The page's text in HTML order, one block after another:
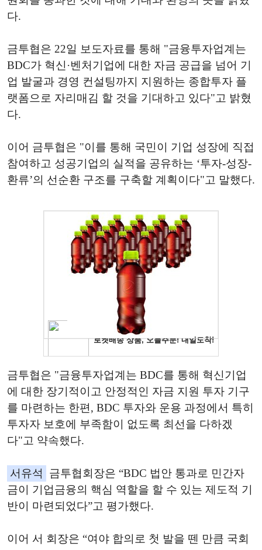
다.
금투협은 22일 보도자료를 통해 "금융투자업계는
BDC가 혁신·벤처기업에 대한 자금 공급을 넘어 기
업 발굴과 경영 컨설팅까지 지원하는 종합투자 플
랫폼으로 자리매김 할 것을 기대하고 있다"고 밝혔
다.
이어 금투협은 "이를 통해 국민이 기업 성장에 직접
참여하고 성공기업의 실적을 공유하는 ‘투자-성장-
환류’의 선순환 구조를 구축할 계획이다"고 말했다.
금투협은 "금융투자업계는 BDC를 통해 혁신기업
에 대한 장기적이고 안정적인 자금 지원 투자 기구
를 마련하는 한편, BDC 투자와 운용 과정에서 특히
투자자 보호에 부족함이 없도록 최선을 다하겠
다"고 약속했다.
서유석
금투협회장은 “BDC 법안 통과로 민간자
금이 기업금융의 핵심 역할을 할 수 있는 제도적 기
반이 마련되었다”고 평가했다.
이어 서 회장은 “여야 합의로 첫 발을 뗀 만큼 국회